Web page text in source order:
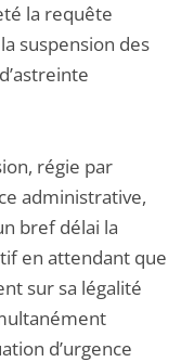
la requête
suspension des
régie par
administrative,
bref délai la
en attendant que
sur sa légalité
d’urgence